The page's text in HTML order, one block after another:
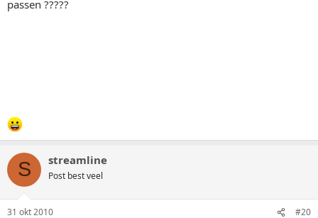
passen ?????
S streamline
Post best veel
31 okt 2010 #20